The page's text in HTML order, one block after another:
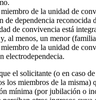
de la unidad de
de dependencia reconocida
de convivencia está
al menos, un menor
de la unidad de
electrodependecia.
el solicitante (o en caso
los miembros de la misma)
mínima (por jubilación o